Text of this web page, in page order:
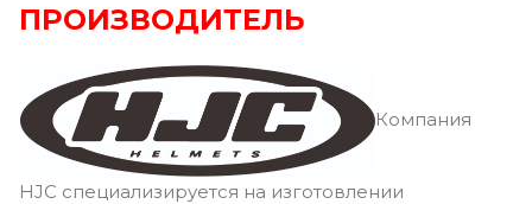
ПРОИЗВОДИТЕЛЬ
Компания
HJC специализируется на изготовлении